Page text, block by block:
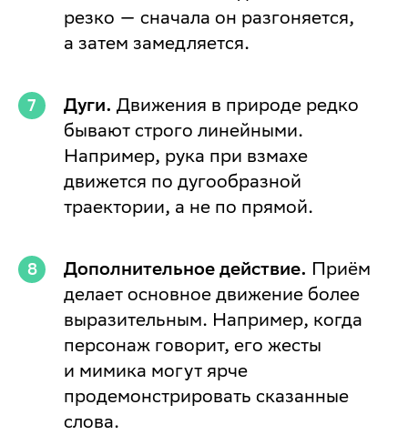
резко — сначала он разгоняется,
а затем замедляется.
Дуги. Движения в природе редко
бывают строго линейными.
Например, рука при взмахе
движется по дугообразной
траектории, а не по прямой.
Дополнительное действие. Приём
делает основное движение более
выразительным. Например, когда
персонаж говорит, его жесты
и мимика могут ярче
продемонстрировать сказанные
слова.